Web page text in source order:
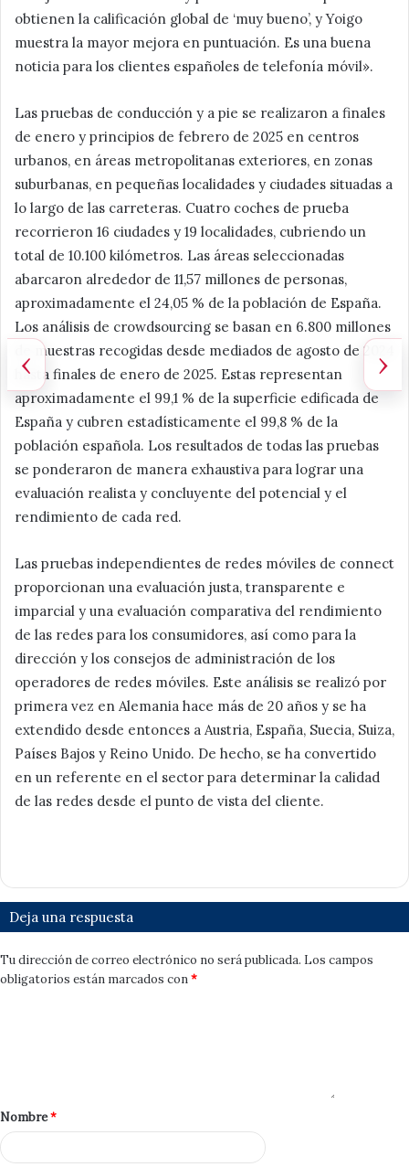
obtienen la calificación global de ‘muy bueno’, y Yoigo
muestra la mayor mejora en puntuación. Es una buena
noticia para los clientes españoles de telefonía móvil».
Las pruebas de conducción y a pie se realizaron a finales
de enero y principios de febrero de 2025 en centros
urbanos, en áreas metropolitanas exteriores, en zonas
suburbanas, en pequeñas localidades y ciudades situadas a
lo largo de las carreteras. Cuatro coches de prueba
recorrieron 16 ciudades y 19 localidades, cubriendo un
total de 10.100 kilómetros. Las áreas seleccionadas
abarcaron alrededor de 11,57 millones de personas,
aproximadamente el 24,05 % de la población de España.
Los análisis de crowdsourcing se basan en 6.800 millones
de muestras recogidas desde mediados de agosto de 2024
hasta finales de enero de 2025. Estas representan
aproximadamente el 99,1 % de la superficie edificada de
España y cubren estadísticamente el 99,8 % de la
población española. Los resultados de todas las pruebas
se ponderaron de manera exhaustiva para lograr una
evaluación realista y concluyente del potencial y el
rendimiento de cada red.
Las pruebas independientes de redes móviles de connect
proporcionan una evaluación justa, transparente e
imparcial y una evaluación comparativa del rendimiento
de las redes para los consumidores, así como para la
dirección y los consejos de administración de los
operadores de redes móviles. Este análisis se realizó por
primera vez en Alemania hace más de 20 años y se ha
extendido desde entonces a Austria, España, Suecia, Suiza,
Países Bajos y Reino Unido. De hecho, se ha convertido
en un referente en el sector para determinar la calidad
de las redes desde el punto de vista del cliente.
Deja una respuesta
Tu dirección de correo electrónico no será publicada. Los campos
obligatorios están marcados con*
Nombre*
‹ ›